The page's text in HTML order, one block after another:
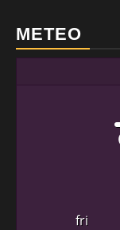
METEO
fri